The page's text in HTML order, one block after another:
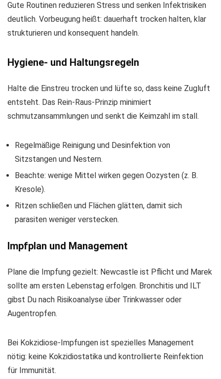
Gute Routinen reduzieren Stress und senken Infektrisiken
deutlich. Vorbeugung heißt: dauerhaft trocken halten, klar
strukturieren und konsequent handeln.
Hygiene- und Haltungsregeln
Halte die Einstreu trocken und lüfte so, dass keine Zugluft
entsteht. Das Rein‑Raus‑Prinzip minimiert
schmutzansammlungen und senkt die Keimzahl im stall.
Regelmäßige Reinigung und Desinfektion von
Sitzstangen und Nestern.
Beachte: wenige Mittel wirken gegen Oozysten (z. B.
Kresole).
Ritzen schließen und Flächen glätten, damit sich
parasiten weniger verstecken.
Impfplan und Management
Plane die Impfung gezielt: Newcastle ist Pflicht und Marek
sollte am ersten Lebenstag erfolgen. Bronchitis und ILT
gibst Du nach Risikoanalyse über Trinkwasser oder
Augentropfen.
Bei Kokzidiose-Impfungen ist spezielles Management
nötig: keine Kokzidiostatika und kontrollierte Reinfektion
für Immunität.